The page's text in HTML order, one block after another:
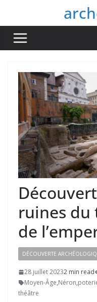
contenu
ruines du
de
DÉCOUVERTE
28 juillet 20232 min read
Moyen-Âge,Néron,
théâtre